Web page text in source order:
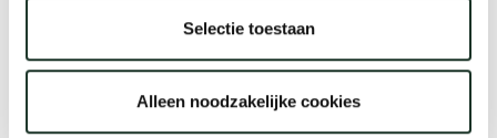
Selectie toestaan
Alleen noodzakelijke cookies
aber diskret verborgen durch Holzklappen und
integrierte elektrische Spots.